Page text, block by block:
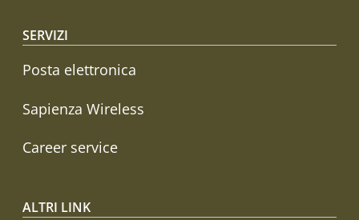
SERVIZI
Posta elettronica
Sapienza Wireless
Career service
ALTRI LINK